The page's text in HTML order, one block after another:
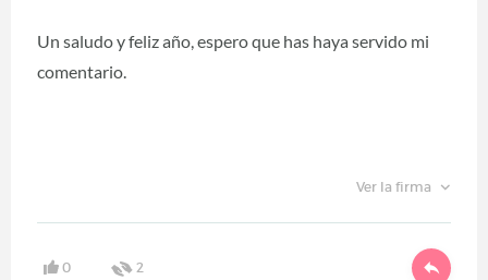
Un saludo y feliz año, espero que has haya servido mi
comentario.
Ver la firma
0 2